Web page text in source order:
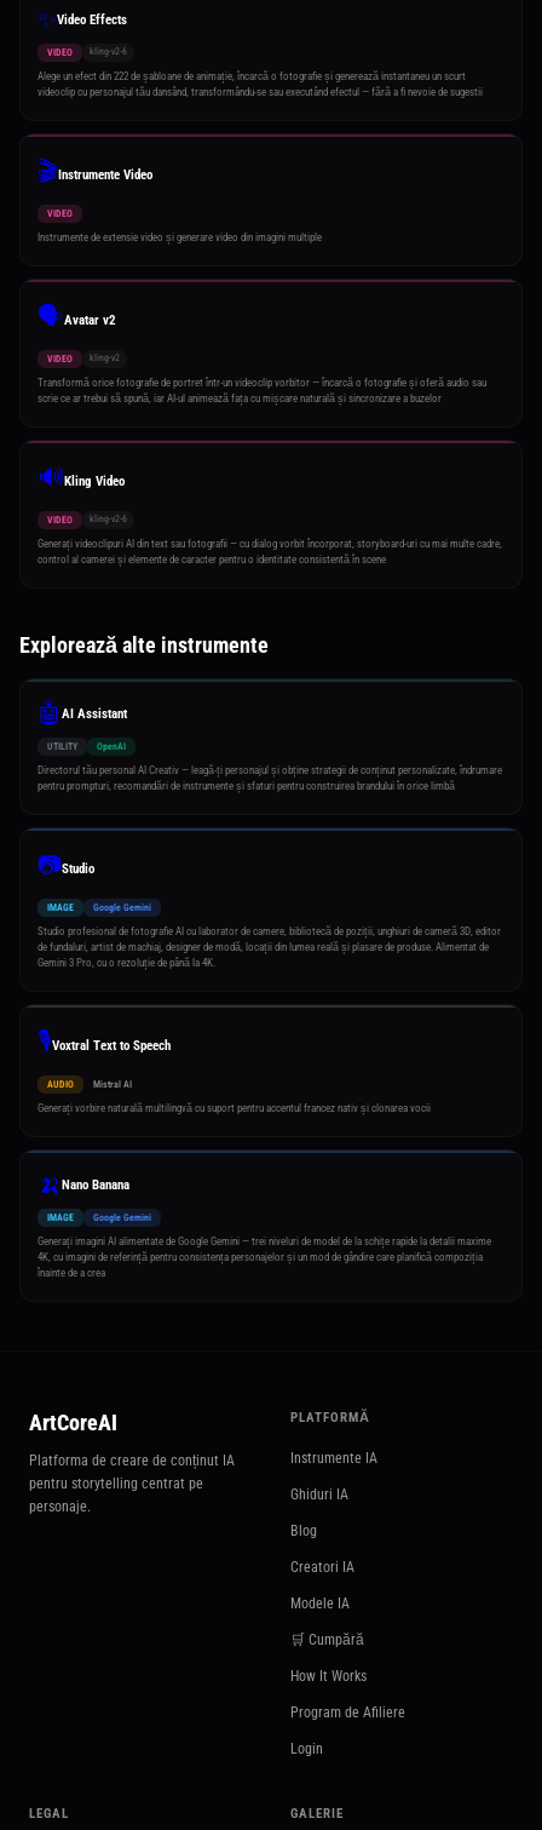
✨Video Effects
VIDEO kling-v2-6
Alege un efect din 222 de șabloane de animație, încarcă o fotografie și generează instantaneu un scurt
videoclip cu personajul tău dansând, transformându-se sau executând efectul — fără a fi nevoie de sugestii
🎬Instrumente Video
VIDEO
Instrumente de extensie video și generare video din imagini multiple
🗣️Avatar v2
VIDEO kling-v2
Transformă orice fotografie de portret într-un videoclip vorbitor — încarcă o fotografie și oferă audio sau
scrie ce ar trebui să spună, iar AI-ul animează fața cu mișcare naturală și sincronizare a buzelor
🔊Kling Video
VIDEO kling-v2-6
Generați videoclipuri AI din text sau fotografii — cu dialog vorbit încorporat, storyboard-uri cu mai multe cadre,
control al camerei și elemente de caracter pentru o identitate consistentă în scene
Explorează alte instrumente
🤖 AI Assistant
UTILITY OpenAI
Directorul tău personal AI Creativ — leagă-ți personajul și obține strategii de conținut personalizate, îndrumare
pentru prompturi, recomandări de instrumente și sfaturi pentru construirea brandului în orice limbă
📷Studio
IMAGE Google Gemini
Studio profesional de fotografie AI cu laborator de camere, bibliotecă de poziții, unghiuri de cameră 3D, editor
de fundaluri, artist de machiaj, designer de modă, locații din lumea reală și plasare de produse. Alimentat de
Gemini 3 Pro, cu o rezoluție de până la 4K.
🎙️Voxtral Text to Speech
AUDIO Mistral AI
Generați vorbire naturală multilingvă cu suport pentru accentul francez nativ și clonarea vocii
🍌 Nano Banana
IMAGE Google Gemini
Generați imagini AI alimentate de Google Gemini — trei niveluri de model de la schițe rapide la detalii maxime
4K, cu imagini de referință pentru consistența personajelor și un mod de gândire care planifică compoziția
înainte de a crea
ArtCoreAI
Platforma de creare de conținut IA
pentru storytelling centrat pe
personaje.
PLATFORMĂ
Instrumente IA
Ghiduri IA
Blog
Creatori IA
Modele IA
🛒 Cumpără
How It Works
Program de Afiliere
Login
LEGAL GALERIE